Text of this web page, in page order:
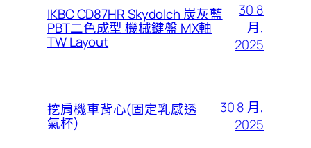
IKBC CD87HR Skydolch 炭灰藍
PBT二色成型 機械鍵盤 MX軸
TW Layout
30 8
月,
2025
挖肩機車背心(固定乳感透
氣杯)
30 8 月,
2025